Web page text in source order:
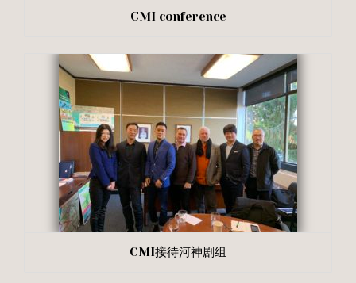
CMI conference
CMI接待河神剧组